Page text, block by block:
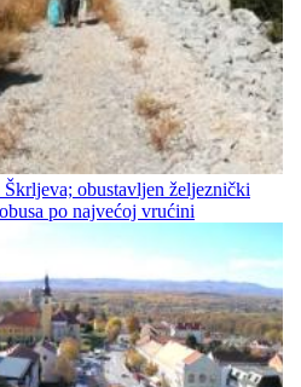
obustavljen željeznički
po najvećoj vrućini